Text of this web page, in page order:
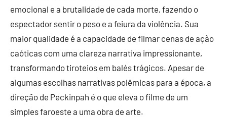
emocional e a brutalidade de cada morte, fazendo o
espectador sentir o peso e a feiura da violência. Sua
maior qualidade é a capacidade de filmar cenas de ação
caóticas com uma clareza narrativa impressionante,
transformando tiroteios em balés trágicos. Apesar de
algumas escolhas narrativas polêmicas para a época, a
direção de Peckinpah é o que eleva o filme de um
simples faroeste a uma obra de arte.